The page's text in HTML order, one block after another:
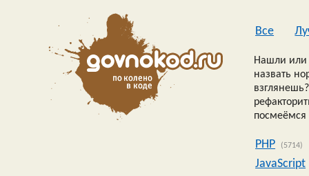
Все
Нашли или
назвать
посмеёмся
PHP (5714)
JavaScript